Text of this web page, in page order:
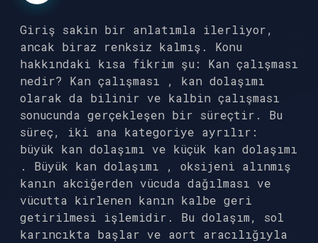
Giriş sakin bir anlatımla ilerliyor,
ancak biraz renksiz kalmış. Konu
hakkındaki kısa fikrim şu: Kan çalışması
nedir? Kan çalışması , kan dolaşımı
olarak da bilinir ve kalbin çalışması
sonucunda gerçekleşen bir süreçtir. Bu
süreç, iki ana kategoriye ayrılır:
büyük kan dolaşımı ve küçük kan dolaşımı
. Büyük kan dolaşımı , oksijeni alınmış
kanın akciğerden vücuda dağılması ve
vücutta kirlenen kanın kalbe geri
getirilmesi işlemidir. Bu dolaşım, sol
karıncıkta başlar ve aort aracılığıyla